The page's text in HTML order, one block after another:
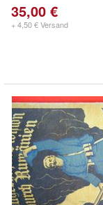
35,00 €
+ 4,50 € Versand